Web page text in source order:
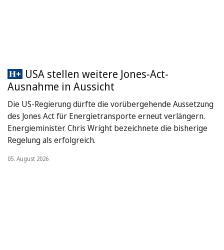
USA stellen weitere Jones-Act-
Ausnahme in Aussicht
Die US-Regierung dürfte die vorübergehende Aussetzung
des Jones Act für Energietransporte erneut verlängern.
Energieminister Chris Wright bezeichnete die bisherige
Regelung als erfolgreich.
05. August 2026